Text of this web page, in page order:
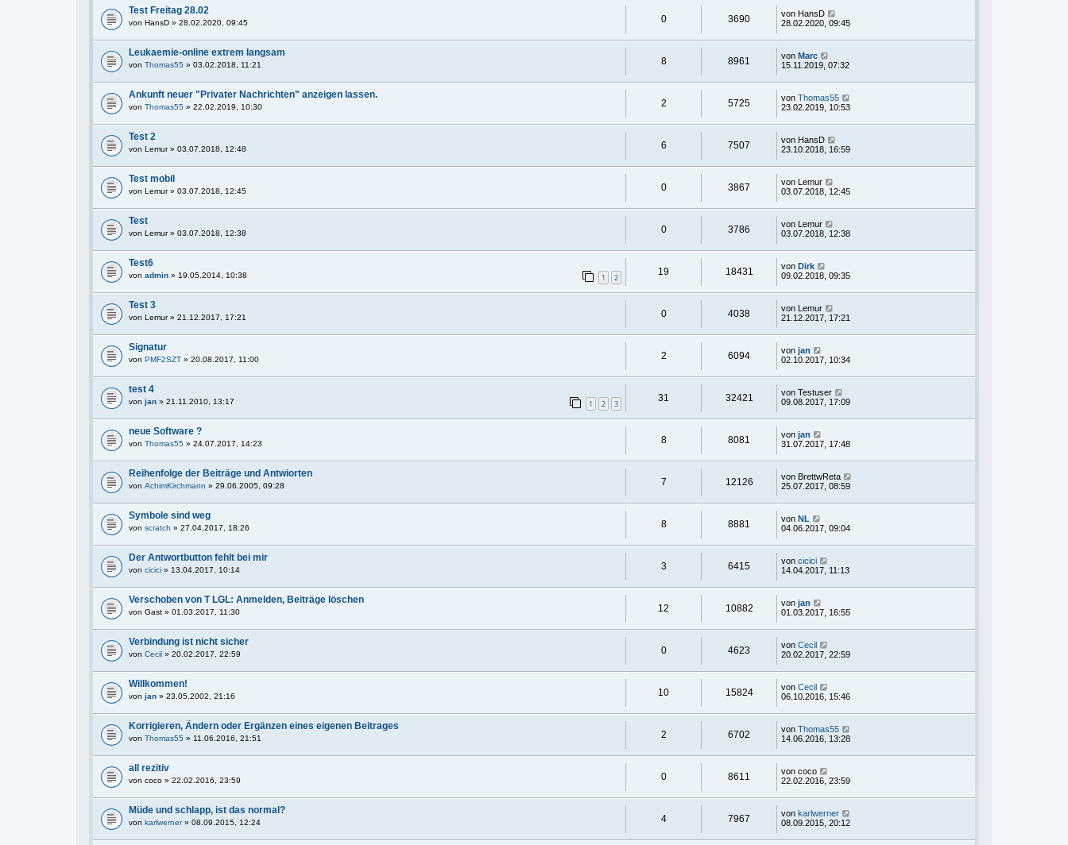
Test Freitag 28.02
von HansD » 28.02.2020, 09:45 0 3690 von HansD
28.02.2020, 09:45
Leukaemie-online extrem langsam
von Thomas55 » 03.02.2018, 11:21 8 8961 von Marc
15.11.2019, 07:32
Ankunft neuer "Privater Nachrichten" anzeigen lassen.
von Thomas55 » 22.02.2019, 10:30 2 5725 von Thomas55
23.02.2019, 10:53
Test 2
von Lemur» 03.07.2018, 12:48 6 7507 von HansD
23.10.2018, 16:59
Test mobil
von Lemur» 03.07.2018, 12:45 0 3867 von Lemur
03.07.2018, 12:45
Test
von Lemur» 03.07.2018, 12:38 0 3786 von Lemur
03.07.2018, 12:38
Test6
von admin » 19.05.2014, 10:38 1 2
19 18431 von Dirk
09.02.2018, 09:35
Test 3
von Lemur» 21.12.2017, 17:21 0 4038 von Lemur
21.12.2017, 17:21
Signatur
von PMF2SZT » 20.08.2017, 11:00 2 6094 von jan
02.10.2017, 10:34
test 4
von jan » 21.11.2010, 13:17 1 2 3
31 32421 von Testuser
09.08.2017, 17:09
neue Software ?
von Thomas55 » 24.07.2017, 14:23 8 8081 von jan
31.07.2017, 17:48
Reihenfolge der Beiträge und Antwiorten
von AchimKirchmann » 29.06.2005, 09:28 7 12126 von BrettwReta
25.07.2017, 08:59
Symbole sind weg
von scratch » 27.04.2017, 18:26 8 8881 von NL
04.06.2017, 09:04
Der Antwortbutton fehlt bei mir
von cicici » 13.04.2017, 10:14 3 6415 von cicici
14.04.2017, 11:13
Verschoben von T LGL: Anmelden, Beiträge löschen
von Gast » 01.03.2017, 11:30 12 10882 von jan
01.03.2017, 16:55
Verbindung ist nicht sicher
von Cecil » 20.02.2017, 22:59 0 4623 von Cecil
20.02.2017, 22:59
Willkommen!
von jan » 23.05.2002, 21:16 10 15824 von Cecil
06.10.2016, 15:46
Korrigieren, Ändern oder Ergänzen eines eigenen Beitrages
von Thomas55 » 11.06.2016, 21:51 2 6702 von Thomas55
14.06.2016, 13:28
all rezitiv
von coco » 22.02.2016, 23:59 0 8611 von coco
22.02.2016, 23:59
Müde und schlapp, ist das normal?
von karlwerner» 08.09.2015, 12:24 4 7967 von karlwerner
08.09.2015, 20:12